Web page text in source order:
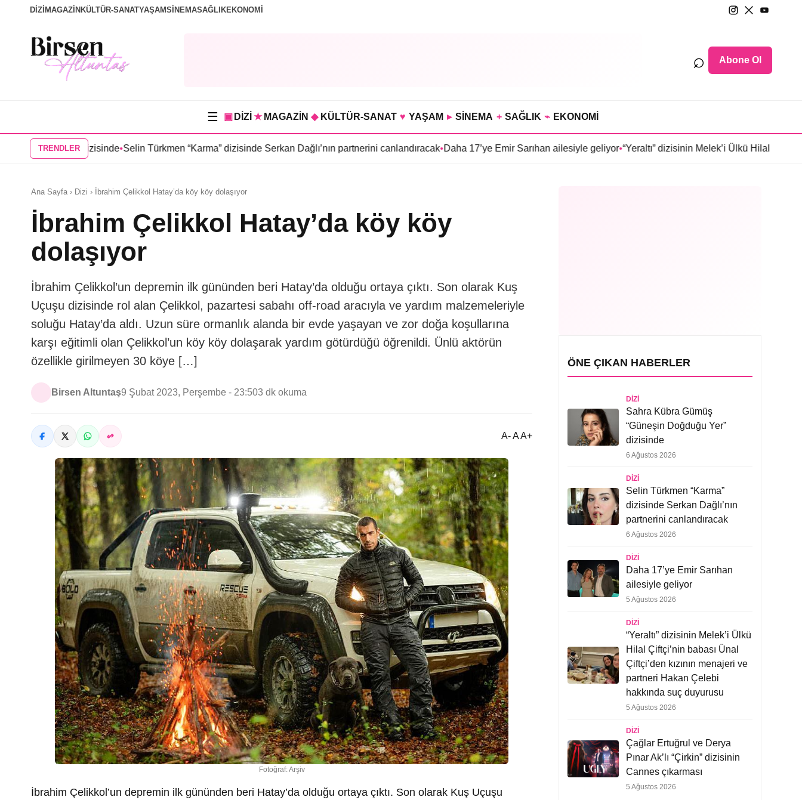
DİZİ MAGAZİN KÜLTÜR-SANATYAŞAMSİNEMASAĞLIKEKONOMİ
⌕ Abone Ol
☰ ▣ DİZİ ★ MAGAZİN ◆ KÜLTÜR-SANAT ♥ YAŞAM ▸ SİNEMA + SAĞLIK ⌁ EKONOMİ
TRENDLER
Yer” dizisinde•Selin Türkmen “Karma” dizisinde Serkan Dağlı’nın partnerini canlandıracak• Daha 17’ye Emir Sarıhan ailesiyle geliyor•“Yeraltı” dizisinin Melek’i Ülkü Hilal Çiftçi’nin
Ana Sayfa › Dizi › İbrahim Çelikkol Hatay’da köy köy dolaşıyor
İbrahim Çelikkol Hatay’da köy köy
dolaşıyor
İbrahim Çelikkol’un depremin ilk gününden beri Hatay’da olduğu ortaya çıktı. Son olarak Kuş
Uçuşu dizisinde rol alan Çelikkol, pazartesi sabahı off-road aracıyla ve yardım malzemeleriyle
soluğu Hatay’da aldı. Uzun süre ormanlık alanda bir evde yaşayan ve zor doğa koşullarına
karşı eğitimli olan Çelikkol’un köy köy dolaşarak yardım götürdüğü öğrenildi. Ünlü aktörün
özellikle girilmeyen 30 köye […]
Birsen Altuntaş9 Şubat 2023, Perşembe - 23:503 dk okuma
A- A A+
Fotoğraf: Arşiv
İbrahim Çelikkol’un depremin ilk gününden beri Hatay’da olduğu ortaya çıktı. Son olarak Kuş Uçuşu
ÖNE ÇIKAN HABERLER
DIZI
Sahra Kübra Gümüş
“Güneşin Doğduğu Yer”
dizisinde
6 Ağustos 2026
DIZI
Selin Türkmen “Karma”
dizisinde Serkan Dağlı’nın
partnerini canlandıracak
6 Ağustos 2026
DIZI
Daha 17’ye Emir Sarıhan
ailesiyle geliyor
5 Ağustos 2026
DIZI
“Yeraltı” dizisinin Melek’i Ülkü
Hilal Çiftçi’nin babası Ünal
Çiftçi’den kızının menajeri ve
partneri Hakan Çelebi
hakkında suç duyurusu
5 Ağustos 2026
DIZI
Çağlar Ertuğrul ve Derya
Pınar Ak’lı “Çirkin” dizisinin
Cannes çıkarması
5 Ağustos 2026